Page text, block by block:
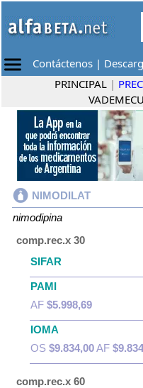
Contáctenos |
PRINCIPAL |
NIMODILAT
nimodipina
comp.rec.x 30
SIFAR
PAMI
AF $5.998,69
IOMA
OS $9.834,00AF
comp.rec.x 60